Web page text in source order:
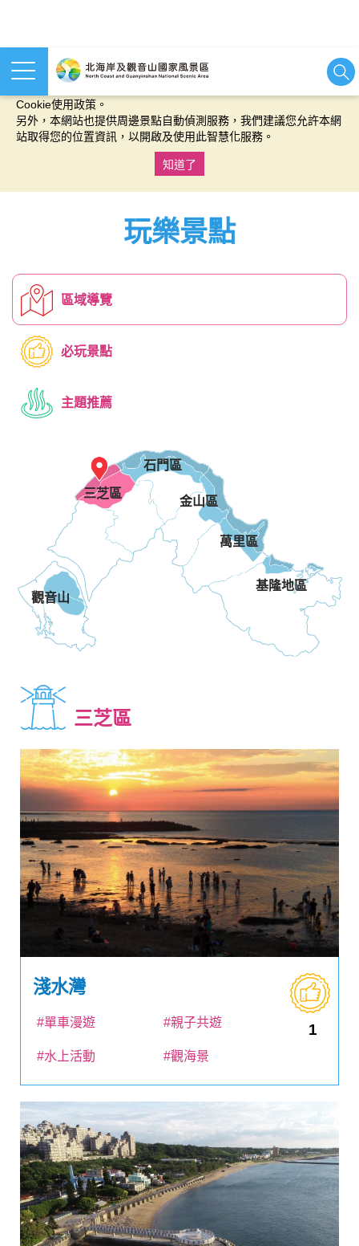
本網站使用cookies等相關技術以持續優化網站服務，並有助於為
Cookie使用政策。
另外，本網站也提供周邊景點自動偵測服務，我們建議您允許本網
站取得您的位置資訊，以開啟及使用此智慧化服務。
知道了
玩樂景點
區域導覽
必玩景點
主題推薦
三芝區
石門區
金山區
萬里區
觀音山
基隆地區
三芝區
淺水灣
1
#單車漫遊 #親子共遊
#水上活動 #觀海景